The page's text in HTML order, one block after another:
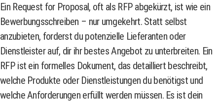
Ein Request for Proposal, oft als RFP abgekürzt, ist wie ein
Bewerbungsschreiben – nur umgekehrt. Statt selbst
anzubieten, forderst du potenzielle Lieferanten oder
Dienstleister auf, dir ihr bestes Angebot zu unterbreiten. Ein
RFP ist ein formelles Dokument, das detailliert beschreibt,
welche Produkte oder Dienstleistungen du benötigst und
welche Anforderungen erfüllt werden müssen. Es ist dein